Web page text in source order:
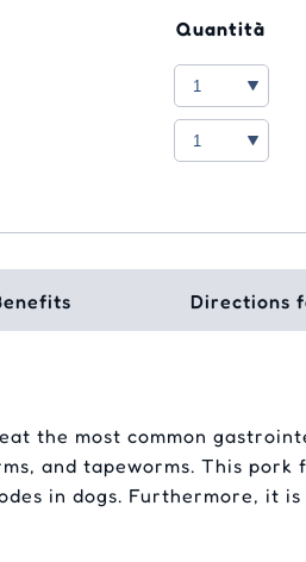
Quantità
Directions
the most common
and tapeworms. This
in dogs. Furthermore, it